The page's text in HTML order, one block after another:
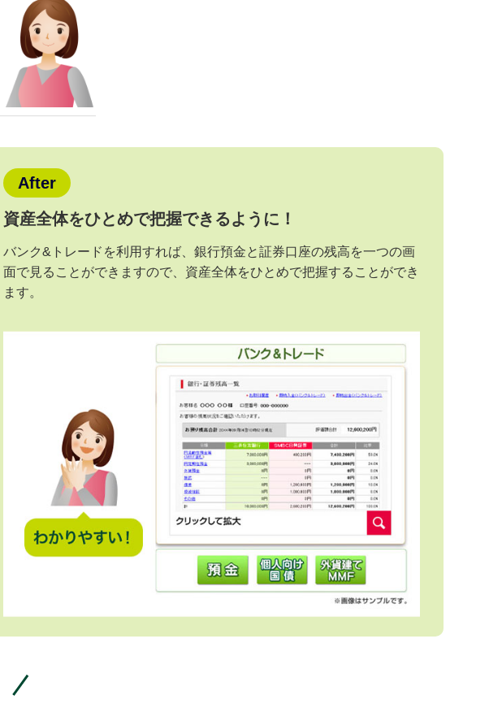
After
資産全体をひとめで把握できるように！
バンク&トレードを利用すれば、銀行預金と証券口座の残高を一つの画
面で見ることができますので、資産全体をひとめで把握することができ
ます。